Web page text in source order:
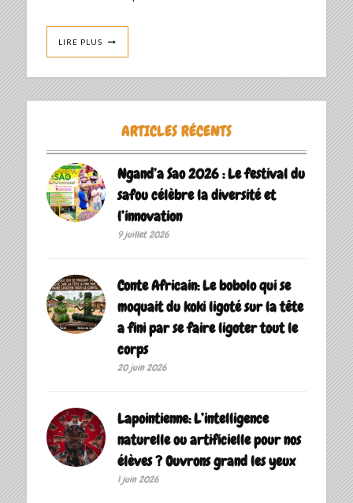
LIRE PLUS
ARTICLES RÉCENTS
Ngand’a Sao 2026 : Le festival du
safou célèbre la diversité et
l’innovation
9 juillet 2026
Conte Africain: Le bobolo qui se
moquait du koki ligoté sur la tête
a fini par se faire ligoter tout le
corps
20 juin 2026
Lapointienne: L’intelligence
naturelle ou artificielle pour nos
élèves ? Ouvrons grand les yeux
1 juin 2026